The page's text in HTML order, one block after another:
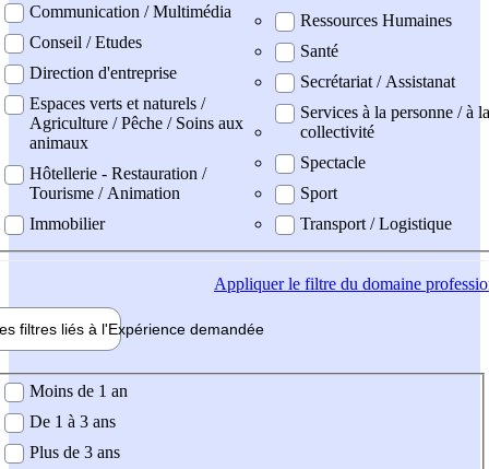
Communication / Multimédia
Conseil / Etudes
Direction d'entreprise
Espaces verts et naturels /
Agriculture / Pêche / Soins aux
animaux
Hôtellerie - Restauration /
Tourisme / Animation
Immobilier
Ressources Humaines
Santé
Secrétariat / Assistanat
Services à la personne / à la
collectivité
Spectacle
Sport
Transport / Logistique
Appliquerle filtre du domaine
filtres liés à l'Expérience demandée
demandée
Moins de 1 an
De 1 à 3 ans
Plus de 3 ans